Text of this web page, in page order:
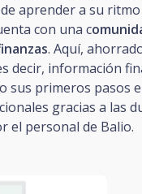
aprender a su ritmo
con una c
. Aquí,
decir, información
sus primeros pasos
gracias a las
el personal de Balio.